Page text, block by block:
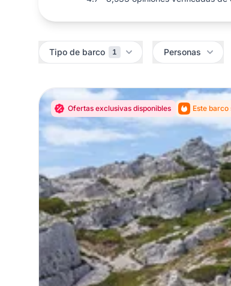
Tipo de barco 1 Personas
Ofertas exclusivas disponibles Este